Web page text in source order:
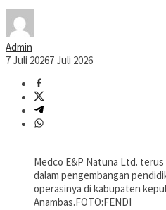
Admin
7 Juli 20267 Juli 2026
Medco E&P Natuna Ltd.
dalam pengembangan
operasinya di kabupaten
Anambas.FOTO:FENDI